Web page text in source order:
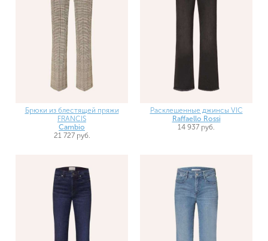
Брюки из блестящей пряжи
FRANCIS
Cambio
21 727 руб.
Расклешенные джинсы VIC
Raffaello Rossi
14 937 руб.